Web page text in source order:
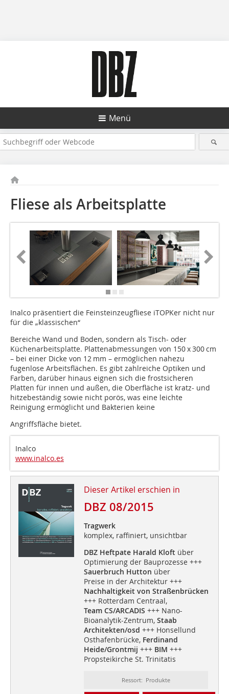
Menü
Fliese als Arbeitsplatte
Inalco präsentiert die Feinsteinzeugfliese iTOPKer nicht nur
für die „klassischen“
Bereiche Wand und Boden, sondern als Tisch- oder
Küchenarbeitsplatte. Plattenabmessungen von 150 x 300 cm
– bei einer Dicke von 12 mm – ermöglichen nahezu
fugenlose Arbeitsflächen. Es gibt zahlreiche Optiken und
Farben, darüber hinaus eignen sich die frostsicheren
Platten für innen und außen, die Oberfläche ist kratz- und
hitzebeständig sowie nicht porös, was eine leichte
Reinigung ermöglicht und Bakterien keine
Angriffsfläche bietet.
Inalco
www.inalco.es
Dieser Artikel erschien in
DBZ 08/2015
Tragwerk
komplex, raffiniert, unsichtbar
DBZ Heftpate Harald Kloft über
Optimierung der Bauprozesse +++
Sauerbruch Hutton über
Preise in der Architektur +++
Nachhaltigkeit von Straßenbrücken
+++ Rotterdam Centraal,
Team CS/ARCADIS +++ Nano-
Bioanalytik-Zentrum,Staab
Architekten/osd +++ Honsellund
Osthafenbrücke, Ferdinand
Heide/Grontmij +++ BIM +++
Propsteikirche St. Trinitatis
Ressort: Produkte